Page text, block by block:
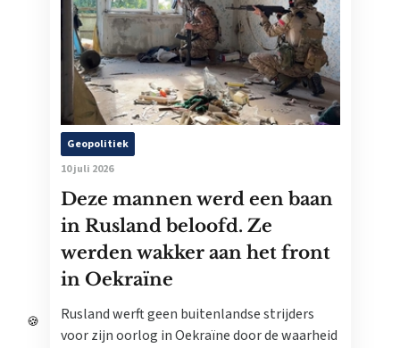
Geopolitiek
10 juli 2026
Deze mannen werd een baan
in Rusland beloofd. Ze
werden wakker aan het front
in Oekraïne
Rusland werft geen buitenlandse strijders
voor zijn oorlog in Oekraïne door de waarheid